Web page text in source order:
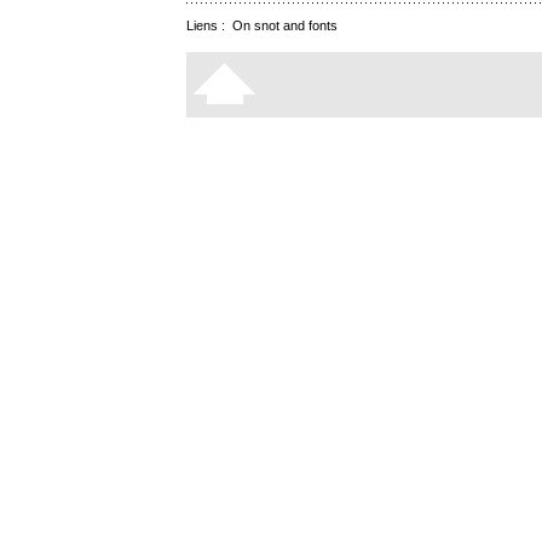
Liens : On snot and fonts